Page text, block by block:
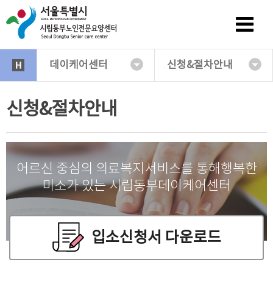
데이케어센터 신청&절차안내
신청&절차안내
어르신 중심의 의료복지서비스를 통해 행복한
미소가 있는 시립동부데이케어센터
입소신청서 다운로드